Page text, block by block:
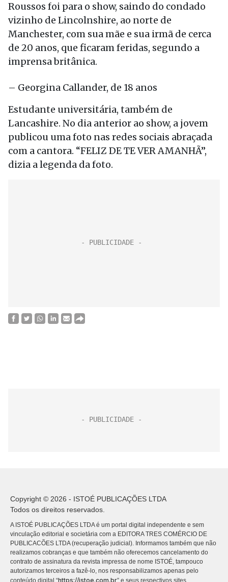
Roussos foi para o show, saindo do condado
vizinho de Lincolnshire, ao norte de
Manchester, com sua mãe e sua irmã de cerca
de 20 anos, que ficaram feridas, segundo a
imprensa britânica.
– Georgina Callander, de 18 anos
Estudante universitária, também de
Lancashire. No dia anterior ao show, a jovem
publicou uma foto nas redes sociais abraçada
com a cantora. “FELIZ DE TE VER AMANHÃ”,
dizia a legenda da foto.
Copyright © 2026 - ISTOÉ PUBLICAÇÕES LTDA
Todos os direitos reservados.
A ISTOÉ PUBLICAÇÕES LTDA é um portal digital independente e sem
vinculação editorial e societária com a EDITORA TRES COMÉRCIO DE
PUBLICACÕES LTDA (recuperação judicial). Informamos também que não
realizamos cobranças e que também não oferecemos cancelamento do
contrato de assinatura da revista impressa de nome ISTOÉ, tampouco
autorizamos terceiros a fazê-lo, nos responsabilizamos apenas pelo
conteúdo digital “https://istoe.com.br” e seus respectivos sites.